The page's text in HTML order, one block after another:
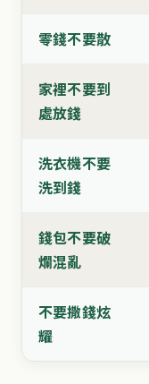
零錢不要散
家裡不要到
處放錢
洗衣機不要
洗到錢
錢包不要破
爛混亂
不要撒錢炫
耀